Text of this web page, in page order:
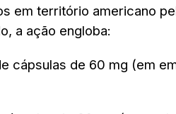
em território americano
a ação engloba:
cápsulas de 60 mg (em